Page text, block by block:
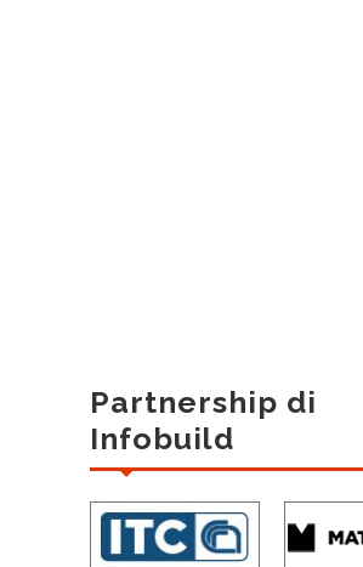
Partnership di
Infobuild